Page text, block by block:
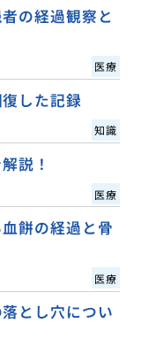
の経過観察と
医療
した記録
知識
説！
医療
餅の経過と骨
医療
とし穴につい